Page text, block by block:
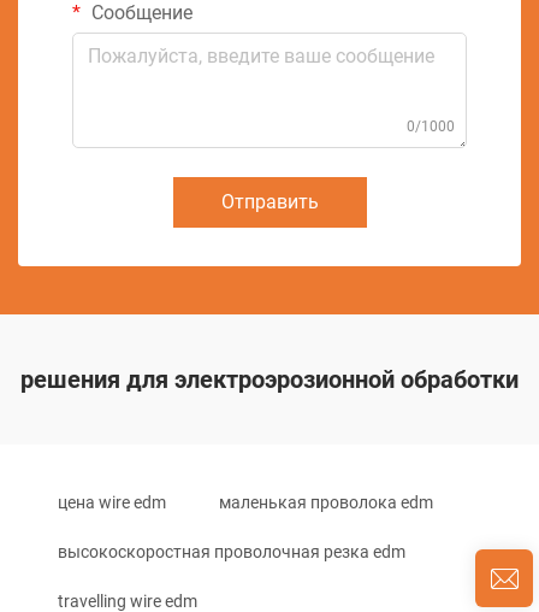
Сообщение
0/1000
Отправить
решения для электроэрозионной обработки
цена wire edm маленькая проволока edm
высокоскоростная проволочная резка edm
travelling wire edm